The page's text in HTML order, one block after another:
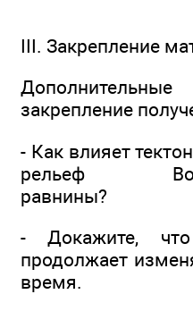
III. Закрепление
закрепление
- Как влияет
рельеф
равнины?
- Докажите,
продолжает
время.